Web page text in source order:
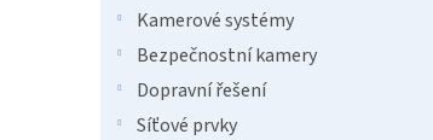
Kamerové systémy
Bezpečnostní kamery
Dopravní řešení
Síťové prvky